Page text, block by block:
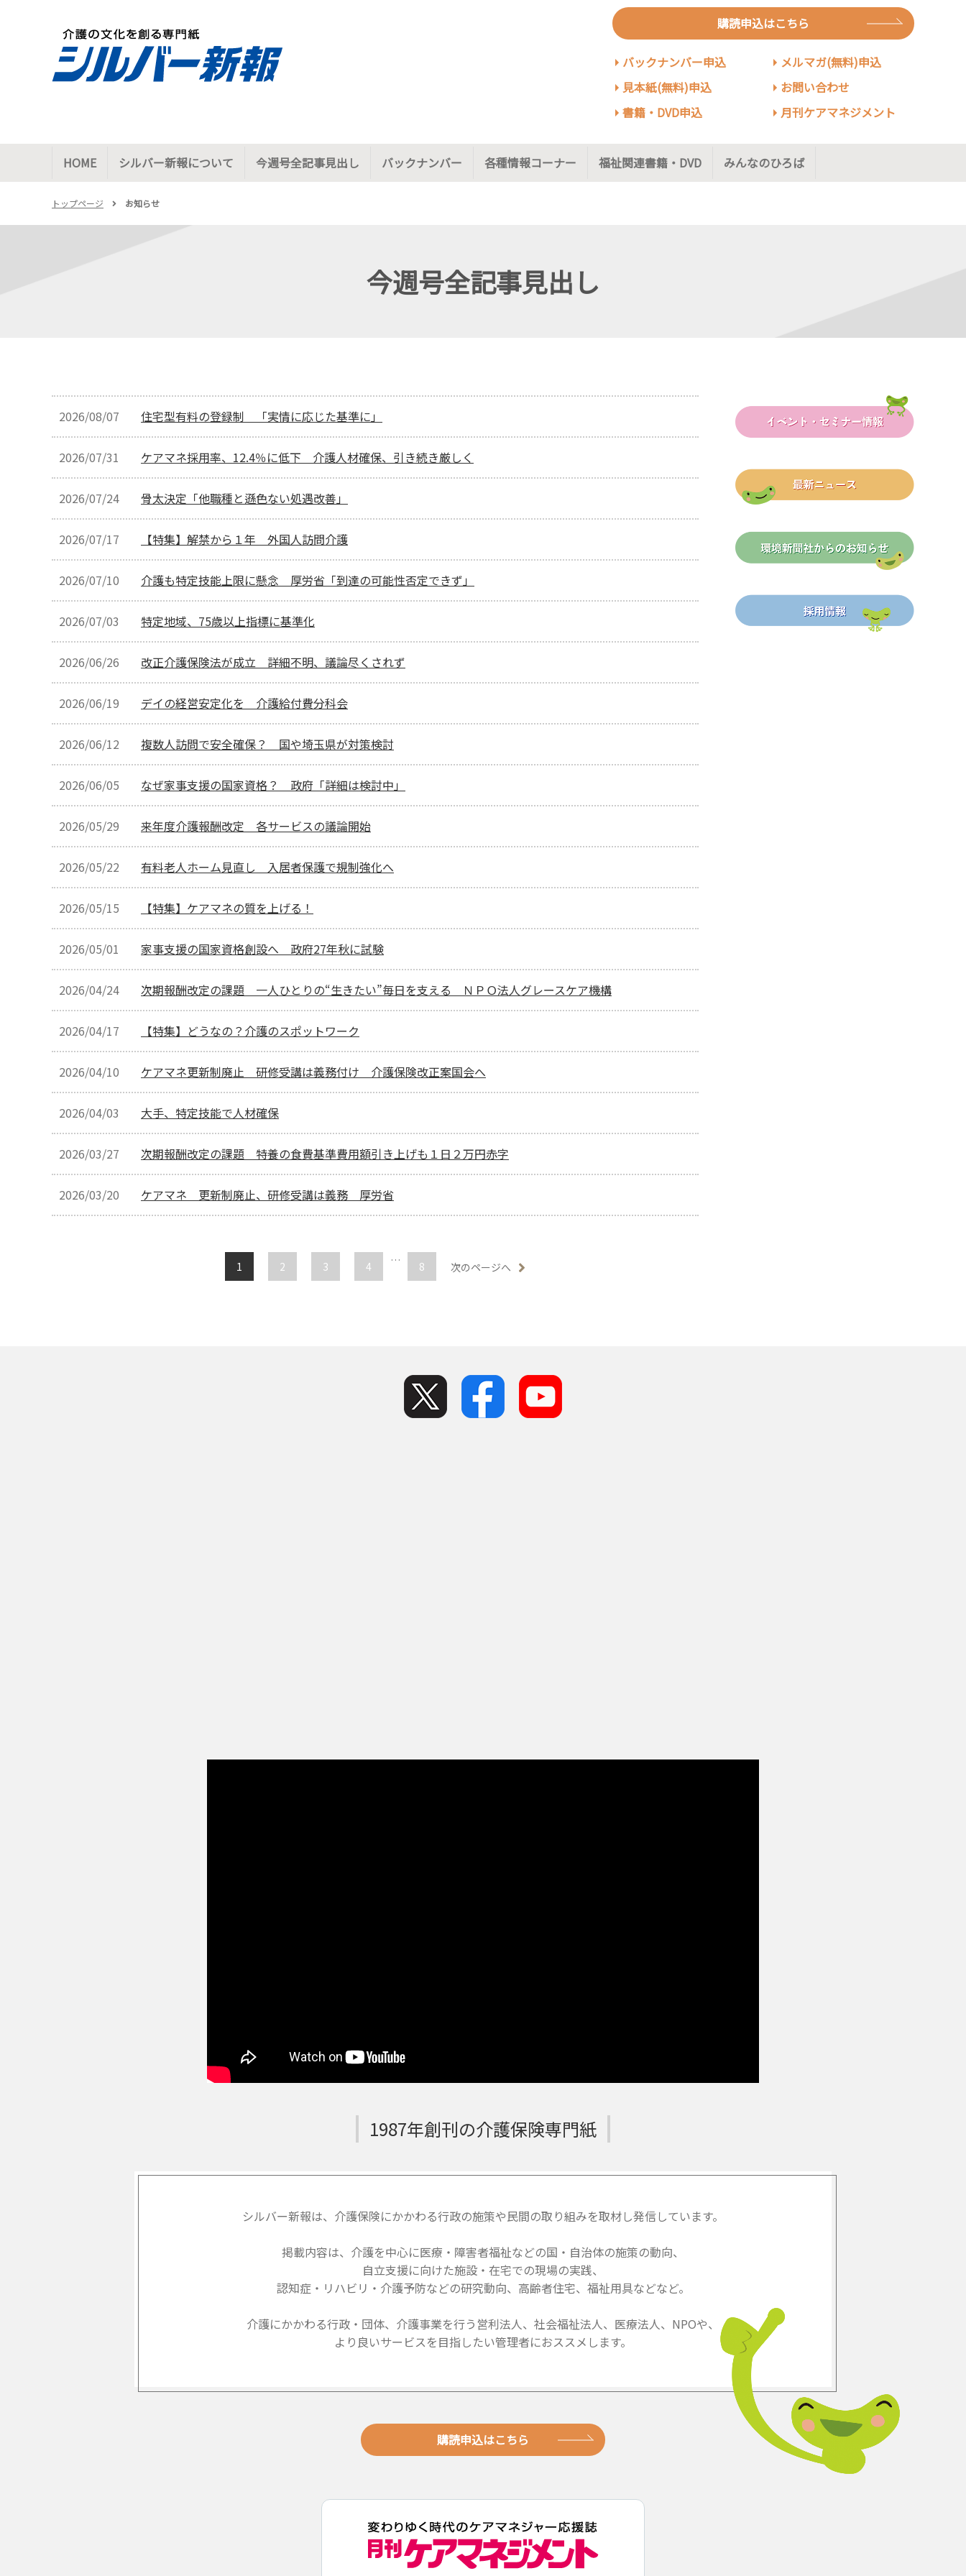
購読申込はこちら
バックナンバー申込
見本紙(無料)申込
書籍・DVD申込
メルマガ(無料)申込
お問い合わせ
月刊ケアマネジメント
HOME シルバー新報について 今週号全記事見出し バックナンバー 各種情報コーナー 福祉関連書籍・DVD みんなのひろば
トップページ お知らせ
今週号全記事見出し
2026/08/07 住宅型有料の登録制 「実情に応じた基準に」
2026/07/31 ケアマネ採用率、12.4％に低下 介護人材確保、引き続き厳しく
2026/07/24 骨太決定「他職種と遜色ない処遇改善」
2026/07/17 【特集】解禁から１年 外国人訪問介護
2026/07/10 介護も特定技能上限に懸念 厚労省「到達の可能性否定できず」
2026/07/03 特定地域、75歳以上指標に基準化
2026/06/26 改正介護保険法が成立 詳細不明、議論尽くされず
2026/06/19 デイの経営安定化を 介護給付費分科会
2026/06/12 複数人訪問で安全確保？ 国や埼玉県が対策検討
2026/06/05 なぜ家事支援の国家資格？ 政府「詳細は検討中」
2026/05/29 来年度介護報酬改定 各サービスの議論開始
2026/05/22 有料老人ホーム見直し 入居者保護で規制強化へ
2026/05/15 【特集】ケアマネの質を上げる！
2026/05/01 家事支援の国家資格創設へ 政府27年秋に試験
2026/04/24 次期報酬改定の課題 一人ひとりの“生きたい”毎日を支える ＮＰＯ法人グレースケア機構
2026/04/17 【特集】どうなの？介護のスポットワーク
2026/04/10 ケアマネ更新制廃止 研修受講は義務付け 介護保険改正案国会へ
2026/04/03 大手、特定技能で人材確保
2026/03/27 次期報酬改定の課題 特養の食費基準費用額引き上げも１日２万円赤字
2026/03/20 ケアマネ 更新制廃止、研修受講は義務 厚労省
1 2 3 4 … 8 次のページへ
1987年創刊の介護保険専門紙
シルバー新報は、介護保険にかかわる行政の施策や民間の取り組みを取材し発信しています。
掲載内容は、介護を中心に医療・障害者福祉などの国・自治体の施策の動向、
自立支援に向けた施設・在宅での現場の実践、
認知症・リハビリ・介護予防などの研究動向、高齢者住宅、福祉用具などなど。
介護にかかわる行政・団体、介護事業を行う営利法人、社会福祉法人、医療法人、NPOや、
より良いサービスを目指したい管理者におススメします。
購読申込はこちら